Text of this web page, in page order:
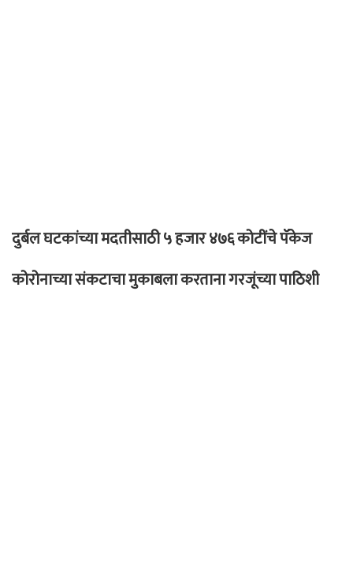
दुर्बल घटकांच्या मदतीसाठी ५ हजार ४७६ कोटींचे पॅकेज
कोरोनाच्या संकटाचा मुकाबला करताना गरजूंच्या पाठिशी